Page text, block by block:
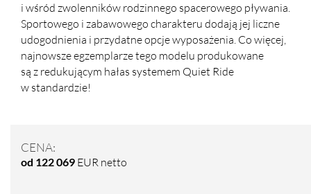
i wśród zwolenników rodzinnego spacerowego pływania.
Sportowego i zabawowego charakteru dodają jej liczne
udogodnienia i przydatne opcje wyposażenia. Co więcej,
najnowsze egzemplarze tego modelu produkowane
są z redukującym hałas systemem Quiet Ride
w standardzie!
CENA:
od 122 069 EUR netto